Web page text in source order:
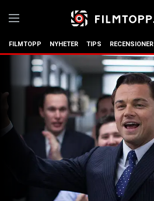
FILMTOPP NYHETER TIPS RECENSIONER